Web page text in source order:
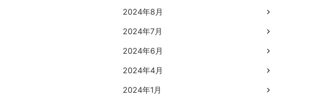
2024年8月
2024年7月
2024年6月
2024年4月
2024年1月